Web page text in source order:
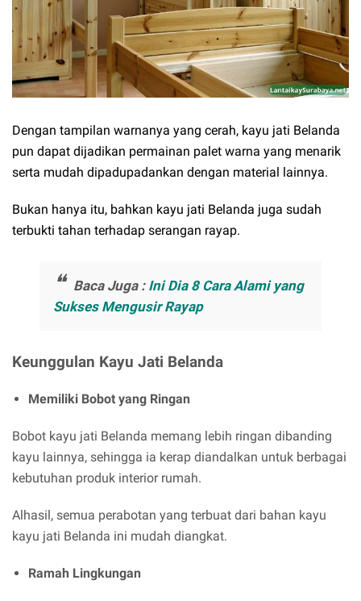
Dengan tampilan warnanya yang cerah, kayu jati Belanda
pun dapat dijadikan permainan palet warna yang menarik
serta mudah dipadupadankan dengan material lainnya.
Bukan hanya itu, bahkan kayu jati Belanda juga sudah
terbukti tahan terhadap serangan rayap.
Baca Juga : Ini Dia 8 Cara Alami yang
Sukses Mengusir Rayap
Keunggulan Kayu Jati Belanda
Memiliki Bobot yang Ringan
Bobot kayu jati Belanda memang lebih ringan dibanding
kayu lainnya, sehingga ia kerap diandalkan untuk berbagai
kebutuhan produk interior rumah.
Alhasil, semua perabotan yang terbuat dari bahan kayu
kayu jati Belanda ini mudah diangkat.
Ramah Lingkungan